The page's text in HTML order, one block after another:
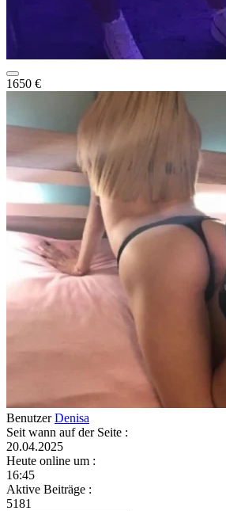
1650 €
BenutzerDenisa
Seit wann auf der Seite :
20.04.2025
Heute online um :
16:45
Aktive Beiträge :
5181